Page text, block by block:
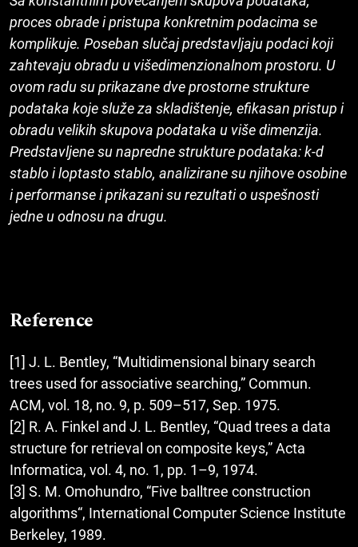
proces obrade i pristupa konkretnim podacima se
komplikuje. Poseban slučaj predstavljaju podaci koji
zahtevaju obradu u višedimenzionalnom prostoru. U
ovom radu su prikazane dve prostorne strukture
podataka koje služe za skladištenje, efikasan pristup i
obradu velikih skupova podataka u više dimenzija.
Predstavljene su napredne strukture podataka: k-d
stablo i loptasto stablo, analizirane su njihove osobine
i performanse i prikazani su rezultati o uspešnosti
jedne u odnosu na drugu.
Reference
[1] J. L. Bentley, “Multidimensional binary search
trees used for associative searching,” Commun.
ACM, vol. 18, no. 9, p. 509–517, Sep. 1975.
[2] R. A. Finkel and J. L. Bentley, “Quad trees a data
structure for retrieval on composite keys,” Acta
Informatica, vol. 4, no. 1, pp. 1–9, 1974.
[3] S. M. Omohundro, “Five balltree construction
algorithms“, International Computer Science Institute
Berkeley, 1989.